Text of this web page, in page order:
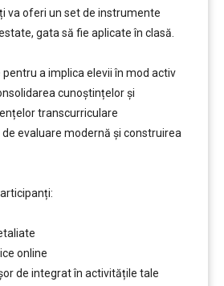
va oferi un set de instrumente
gata să fie aplicate în clasă.
pentru a implica elevii în mod activ
cunoștințelor și
transcurriculare
evaluare modernă și construirea
online
de integrat în activitățile tale